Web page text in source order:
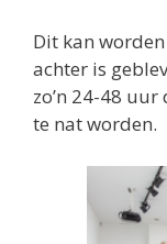
Dit kan
achter is
zo’n 24-48
te nat worden.